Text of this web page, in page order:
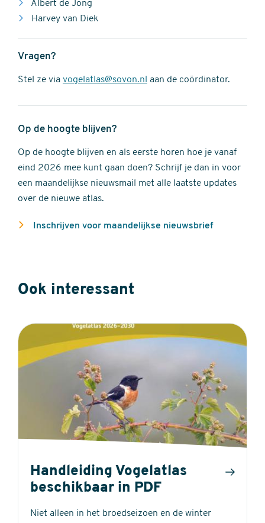
Albert de Jong
Harvey van Diek
Vragen?
Stel ze via vogelatlas@sovon.nl aan de coördinator.
Op de hoogte blijven?
Op de hoogte blijven en als eerste horen hoe je vanaf
eind 2026 mee kunt gaan doen? Schrijf je dan in voor
een maandelijkse nieuwsmail met alle laatste updates
over de nieuwe atlas.
Inschrijven voor maandelijkse nieuwsbrief
Ook interessant
Handleiding Vogelatlas
beschikbaar in PDF
Niet alleen in het broedseizoen en de winter